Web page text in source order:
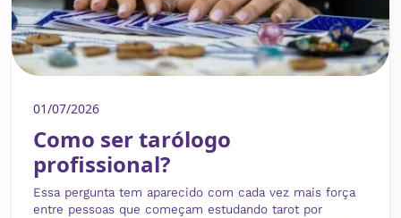
01/07/2026
Como ser tarólogo
profissional?
Essa pergunta tem aparecido com cada vez mais força
entre pessoas que começam estudando tarot por